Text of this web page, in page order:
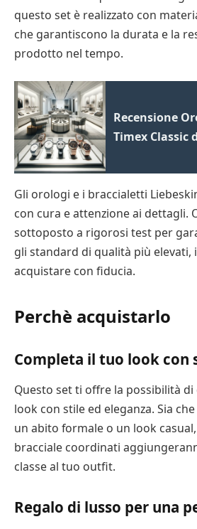
questo set è realizzato con
che garantiscono la durata e la
prodotto nel tempo.
Recensione
Timex Classic
Gli orologi e i braccialetti
con cura e attenzione ai dettagli.
sottoposto a rigorosi test per
gli standard di qualità più
acquistare con fiducia.
Perchè acquistarlo
Completa il tuo look con
Questo set ti offre la possibilità
look con stile ed eleganza. Sia
un abito formale o un look
bracciale coordinati
classe al tuo outfit.
Regalo di lusso per una